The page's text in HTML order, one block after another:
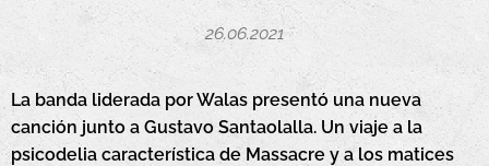
26.06.2021
La banda liderada por Walas presentó una nueva
canción junto a Gustavo Santaolalla. Un viaje a la
psicodelia característica de Massacre y a los matices